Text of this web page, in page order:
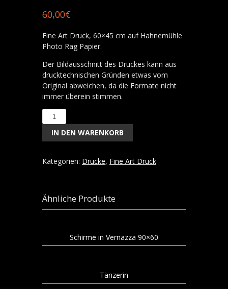
60,00€
Fine Art Druck, 60×45 cm auf Hahnemühle
Photo Rag Papier.
Der Bildausschnitt des Druckes kann aus
drucktechnischen Gründen etwas vom
Original abweichen, da die Formate nicht
immer überein stimmen.
Letzte
Tomaten
Menge
IN DEN WARENKORB
Kategorien: Drucke, Fine Art Druck
Ähnliche Produkte
Schirme in Vernazza 90×60
Tänzerin